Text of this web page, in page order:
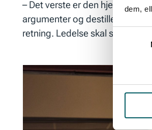
dem,
– Det verste er den hjerteløse
argumenter og destillert
retning. Ledelse skal skape